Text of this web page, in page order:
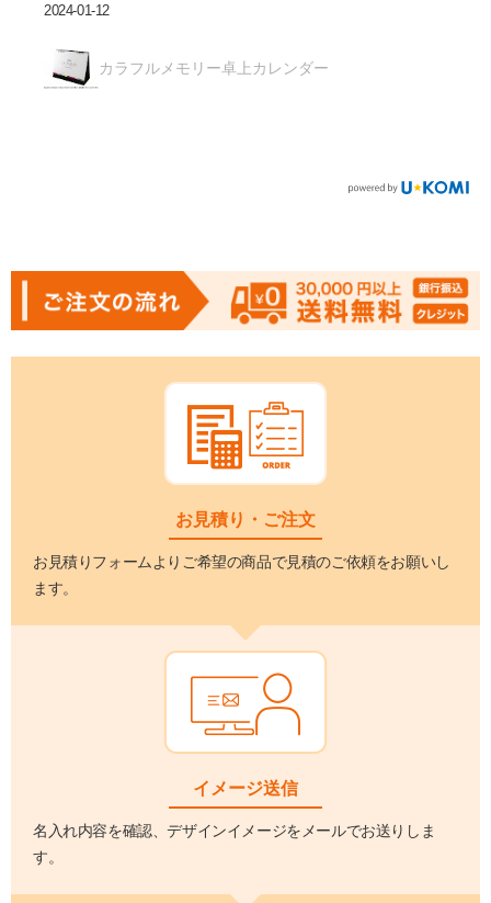
2024-01-12
カラフルメモリー卓上カレンダー
お見積り・ご注文
お見積りフォームよりご希望の商品で見積のご依頼をお願いし
ます。
イメージ送信
名入れ内容を確認、デザインイメージをメールでお送りしま
す。